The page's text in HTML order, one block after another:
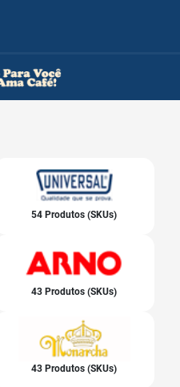
54 Produtos (SKUs)
43 Produtos (SKUs)
43 Produtos (SKUs)